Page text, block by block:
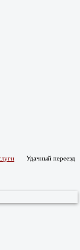
Удачный переезд